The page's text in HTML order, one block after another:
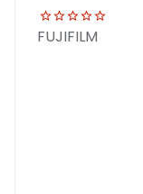
FUJIFILM